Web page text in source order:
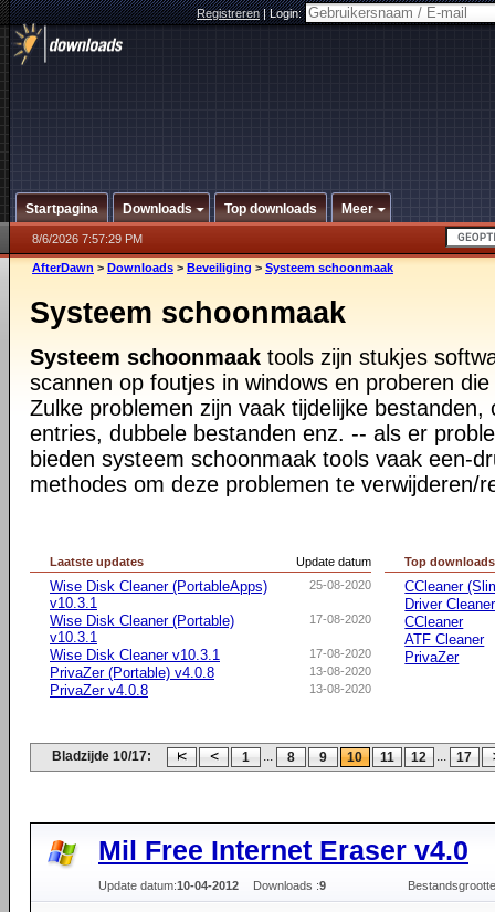
Registreren|Login:
Startpagina Downloads Top downloads Meer
8/6/2026 7:57:29 PM
AfterDawn > Downloads > Beveiliging > Systeem schoonmaak
Systeem schoonmaak
Systeem schoonmaak tools zijn stukjes
scannen op foutjes in windows en proberen
Zulke problemen zijn vaak tijdelijke bestanden,
entries, dubbele bestanden enz. -- als er
bieden systeem schoonmaak tools vaak een-
methodes om deze problemen te verwijderen/
Update datum
Laatste updates
25-08-2020
Wise Disk Cleaner (PortableApps)
v10.3.1
17-08-2020
Wise Disk Cleaner (Portable)
v10.3.1
17-08-2020
Wise Disk Cleaner v10.3.1
13-08-2020
PrivaZer (Portable) v4.0.8
13-08-2020
PrivaZer v4.0.8
Top downloads
CCleaner
Driver
CCleaner
ATF Cleaner
PrivaZer
Bladzijde 10/17: 1 ... 8 9 10 11 12 ... 17
Mil Free Internet Eraser v4.0
Update datum:10-04-2012 Downloads :9